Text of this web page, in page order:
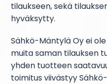
tilaukseen, sekä
hyväksytty.
Sähkö-Mäntylä Oy ei
muita saman tilauksen
yhden tuotteen
toimitus viivästyy